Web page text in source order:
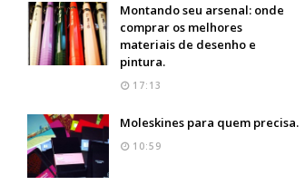
Montando seu arsenal: onde
comprar os melhores
materiais de desenho e
pintura.
17:13
Moleskines para quem precisa.
10:59